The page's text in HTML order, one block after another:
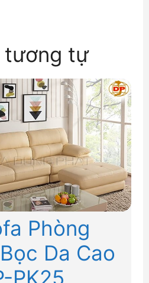
tương tự
Phòng
Da Cao
PK25